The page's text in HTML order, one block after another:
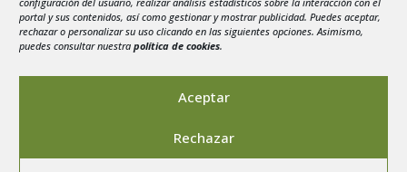
portal y sus contenidos, así como gestionar y mostrar publicidad. Puedes aceptar,
rechazar o personalizar su uso clicando en las siguientes opciones. Asimismo,
puedes consultar nuestra política de cookies.
Aceptar
Rechazar
17
18 19 20 21 22
23
24
25 26 27
31